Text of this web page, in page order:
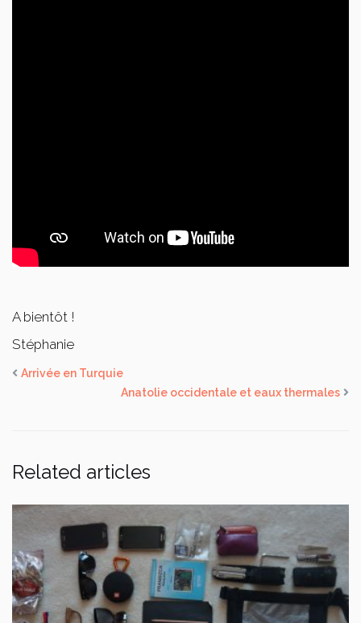
A bientôt !
Stéphanie
Arrivée en Turquie
Anatolie occidentale et eaux thermales
Related articles